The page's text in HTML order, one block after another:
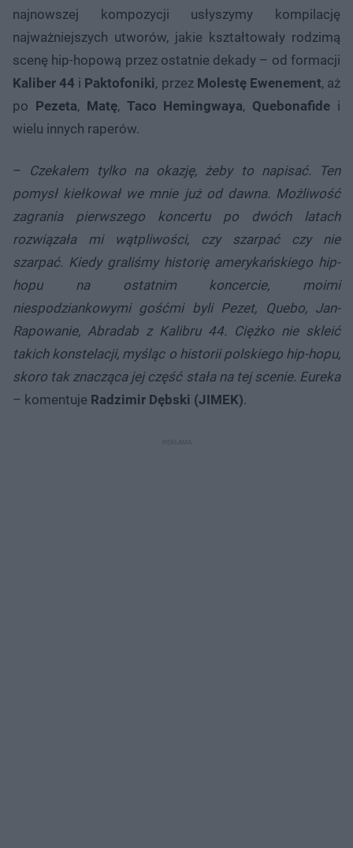
najnowszej kompozycji usłyszymy kompilację
najważniejszych utworów, jakie kształtowały rodzimą
scenę hip-hopową przez ostatnie dekady – od formacji
Kaliber 44 i Paktofoniki, przez Molestę Ewenement, aż
po Pezeta, Matę, Taco Hemingwaya, Quebonafide i
wielu innych raperów.
– Czekałem tylko na okazję, żeby to napisać. Ten
pomysł kiełkował we mnie już od dawna. Możliwość
zagrania pierwszego koncertu po dwóch latach
rozwiązała mi wątpliwości, czy szarpać czy nie
szarpać. Kiedy graliśmy historię amerykańskiego hip-
hopu na ostatnim koncercie, moimi
niespodziankowymi gośćmi byli Pezet, Quebo, Jan-
Rapowanie, Abradab z Kalibru 44. Ciężko nie skleić
takich konstelacji, myśląc o historii polskiego hip-hopu,
skoro tak znacząca jej część stała na tej scenie. Eureka
– komentuje Radzimir Dębski (JIMEK).